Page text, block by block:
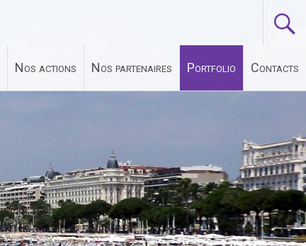
Nos actions Nos partenaires Portfolio Contacts